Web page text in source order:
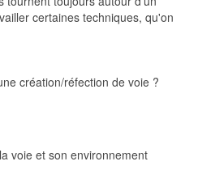
certaines techniques, qu'on
création/réfection de voie ?
voie et son environnement